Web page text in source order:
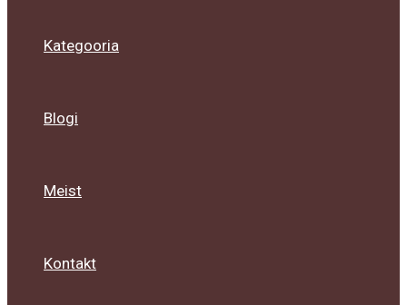
Kategooria
Blogi
Meist
Kontakt